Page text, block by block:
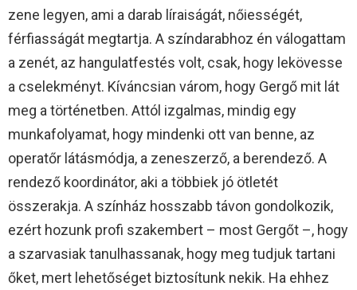
zene legyen, ami a darab líraiságát, nőiességét,
férfiasságát megtartja. A színdarabhoz én válogattam
a zenét, az hangulatfestés volt, csak, hogy lekövesse
a cselekményt. Kíváncsian várom, hogy Gergő mit lát
meg a történetben. Attól izgalmas, mindig egy
munkafolyamat, hogy mindenki ott van benne, az
operatőr látásmódja, a zeneszerző, a berendező. A
rendező koordinátor, aki a többiek jó ötletét
összerakja. A színház hosszabb távon gondolkozik,
ezért hozunk profi szakembert – most Gergőt –, hogy
a szarvasiak tanulhassanak, hogy meg tudjuk tartani
őket, mert lehetőséget biztosítunk nekik. Ha ehhez